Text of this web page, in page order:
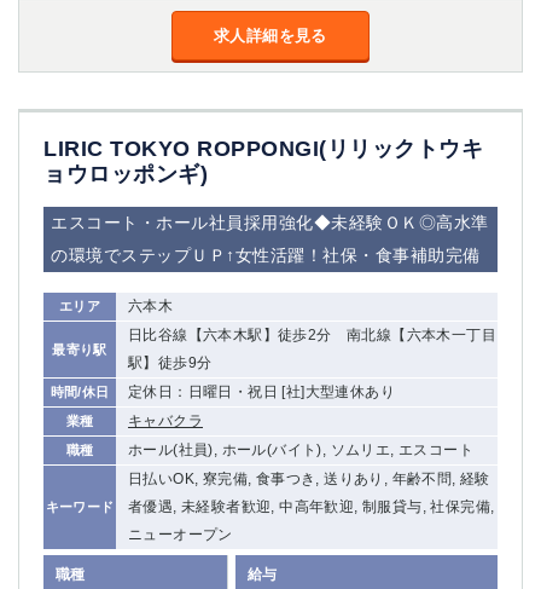
求人詳細を見る
LIRIC TOKYO ROPPONGI(リリックトウキ
ョウロッポンギ)
エスコート・ホール社員採用強化◆未経験ＯＫ◎高水準
の環境でステップＵＰ↑女性活躍！社保・食事補助完備
エリア 六本木
最寄り駅
日比谷線【六本木駅】徒歩2分 南北線【六本木一丁目
駅】徒歩9分
時間/休日 定休日：日曜日・祝日 [社]大型連休あり
業種 キャバクラ
職種 ホール(社員), ホール(バイト), ソムリエ, エスコート
キーワード
日払いOK, 寮完備, 食事つき, 送りあり, 年齢不問, 経験
者優遇, 未経験者歓迎, 中高年歓迎, 制服貸与, 社保完備,
ニューオープン
職種 給与
久米川
西麻布
五井
関内
川崎
溝の口
本厚木
新横浜
藤沢
平塚
武蔵小杉
小田原
横浜・桜木町
関内・馬車道・日ノ出町
元住吉
茅ヶ崎
戸塚
大船
相模原
横須賀
桜木町
埼玉県